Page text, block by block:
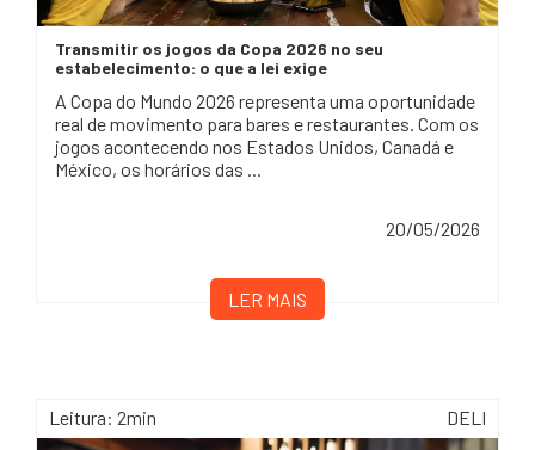
Transmitir os jogos da Copa 2026 no seu
estabelecimento: o que a lei exige
A Copa do Mundo 2026 representa uma oportunidade
real de movimento para bares e restaurantes. Com os
jogos acontecendo nos Estados Unidos, Canadá e
México, os horários das ...
20/05/2026
LER MAIS
Leitura: 2min DELI